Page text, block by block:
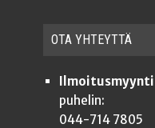
OTA YHTEYT­TÄ
Ilmoitusmyynti
puhelin:
044-714 7805